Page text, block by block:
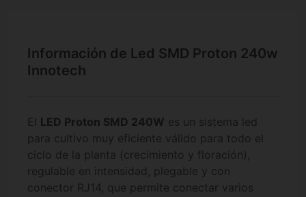
Información de Led SMD Proton 240w
Innotech
El LED Proton SMD 240W es un sistema led
para cultivo muy eficiente válido para todo el
ciclo de la planta (crecimiento y floración),
regulable en intensidad, plegable y con
conector RJ14, que permite conectar varios